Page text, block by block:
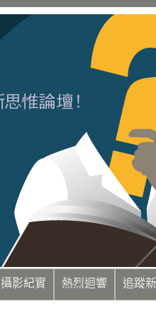
攝影紀實 熱烈迴響 追蹤